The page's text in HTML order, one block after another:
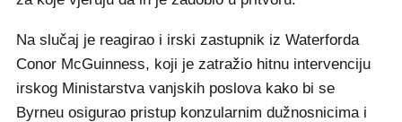
Na slučaj je reagirao i irski zastupnik iz Waterforda
Conor McGuinness, koji je zatražio hitnu intervenciju
irskog Ministarstva vanjskih poslova kako bi se
Byrneu osigurao pristup konzularnim dužnosnicima i